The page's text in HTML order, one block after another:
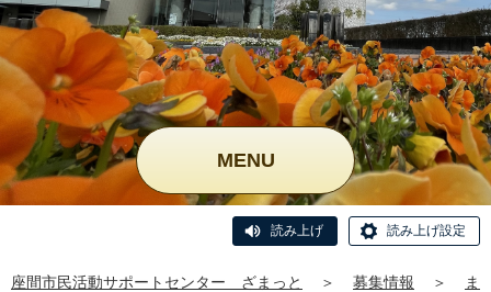
MENU
読み上げ 読み上げ設定
座間市民活動サポートセンター ざまっと ＞ 募集情報 ＞
ま